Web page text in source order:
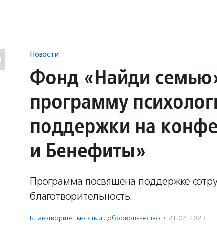
Новости
Фонд «Найди
программу
поддержки на
и Бенефиты»
Программа посвящена поддержке
благотворительность.
Благотвори­тель­ность и доброволь­чест­во · 21.04.2023